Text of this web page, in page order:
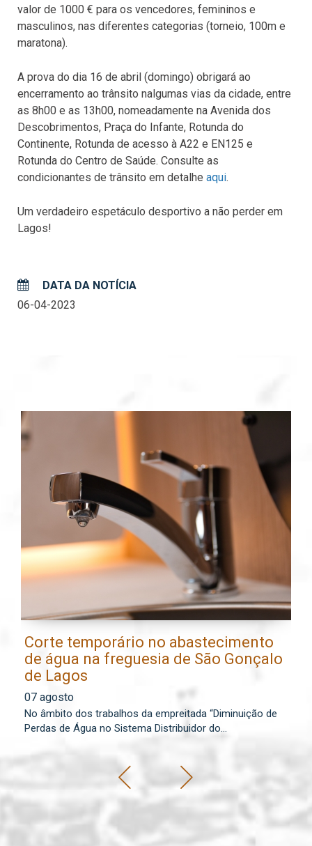
valor de 1000 € para os vencedores, femininos e
masculinos, nas diferentes categorias (torneio, 100m e
maratona).
A prova do dia 16 de abril (domingo) obrigará ao
encerramento ao trânsito nalgumas vias da cidade, entre
as 8h00 e as 13h00, nomeadamente na Avenida dos
Descobrimentos, Praça do Infante, Rotunda do
Continente, Rotunda de acesso à A22 e EN125 e
Rotunda do Centro de Saúde. Consulte as
condicionantes de trânsito em detalhe aqui.
Um verdadeiro espetáculo desportivo a não perder em
Lagos!
DATA DA NOTÍCIA
06-04-2023
Corte temporário no abastecimento
de água na freguesia de São Gonçalo
de Lagos
07 agosto
No âmbito dos trabalhos da empreitada “Diminuição de
Perdas de Água no Sistema Distribuidor do...